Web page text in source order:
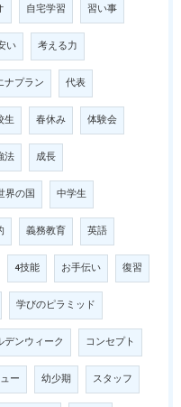
自宅学習 習い事
い 考える力
ナプラン 代表
生 春休み 体験会
法 成長
界の国 中学生
義務教育 英語
4技能 お手伝い 復習
学びのピラミッド
デンウィーク コンセプト
ー 幼少期 スタッフ